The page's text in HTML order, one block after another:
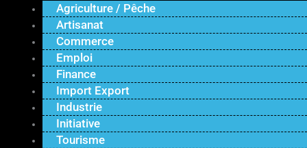
Agriculture / Pêche
Artisanat
Commerce
Emploi
Finance
Import Export
Industrie
Initiative
Tourisme